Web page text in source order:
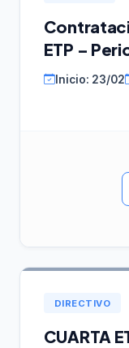
ETP –
Inicio: 23/02
DIRECTIVO
CUARTA